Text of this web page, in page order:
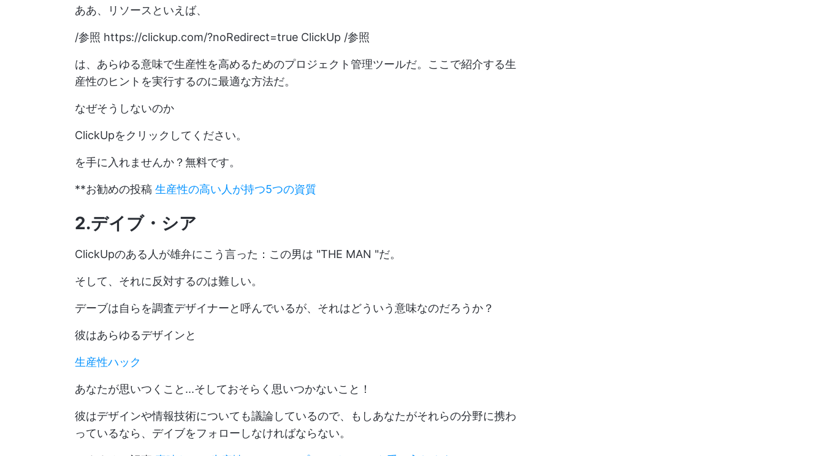
ああ、リソースといえば、
/参照 https://clickup.com/?noRedirect=true ClickUp /参照
は、あらゆる意味で生産性を高めるためのプロジェクト管理ツールだ。ここで紹介する生
産性のヒントを実行するのに最適な方法だ。
なぜそうしないのか
ClickUpをクリックしてください。
を手に入れませんか？無料です。
**お勧めの投稿 生産性の高い人が持つ5つの資質
2.デイブ・シア
ClickUpのある人が雄弁にこう言った：この男は "THE MAN "だ。
そして、それに反対するのは難しい。
デーブは自らを調査デザイナーと呼んでいるが、それはどういう意味なのだろうか？
彼はあらゆるデザインと
生産性ハック
あなたが思いつくこと...そしておそらく思いつかないこと！
彼はデザインや情報技術についても議論しているので、もしあなたがそれらの分野に携わ
っているなら、デイブをフォローしなければならない。